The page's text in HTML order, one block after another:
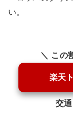
い。
＼ この
楽天
交